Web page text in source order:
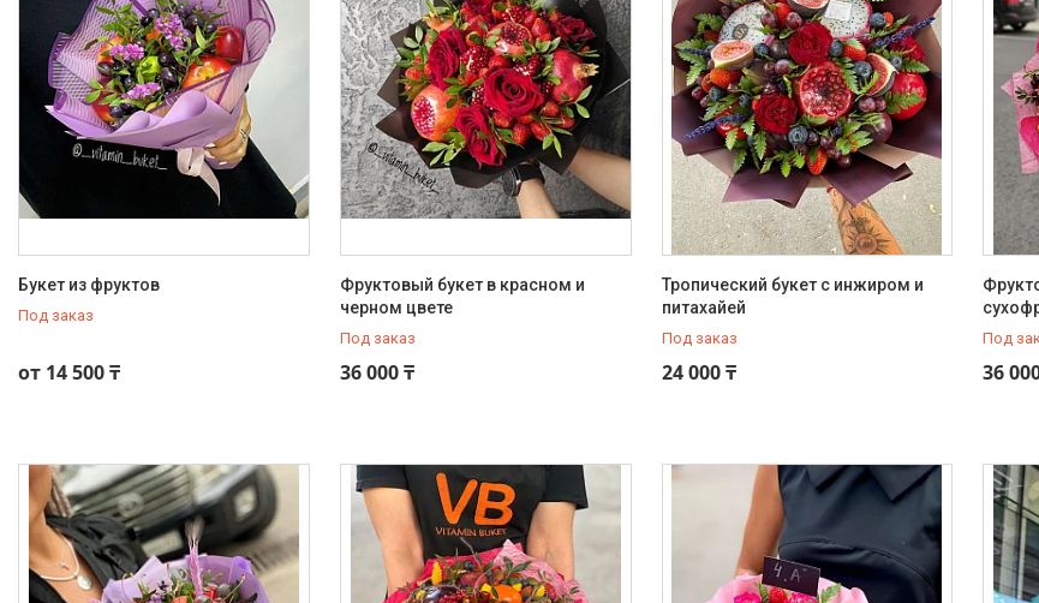
Букет из фруктов
Под заказ
от 14 500 ₸
Фруктовый букет в красном и
черном цвете
Под заказ
36 000 ₸
Тропический букет с инжиром и
питахайей
Под заказ
24 000 ₸
Под
36